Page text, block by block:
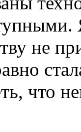
не
что